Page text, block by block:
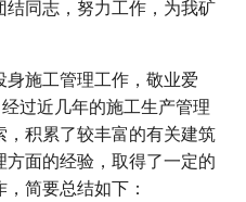
同志，努力工作，为我矿
施工管理工作，敬业爱
过近几年的施工生产管理
积累了较丰富的有关建筑
面的经验，取得了一定的
简要总结如下：